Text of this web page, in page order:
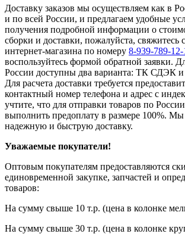
Доставку заказов мы осуществляем как в
и по всей России, и предлагаем удобные
получения подробной информации о
сборки и доставки, пожалуйста, свяжитесь
интернет-магазина по номеру 8-939-789-12-
воспользуйтесь формой обратной заявки.
России доступны два варианта: ТК СДЭК и
Для расчета доставки требуется
контактный номер телефона и адрес с
учтите, что для отправки товаров по
выполнить предоплату в размере 100%. Мы
надежную и быструю доставку.
Уважаемые покупатели!
Оптовым покупателям предоставляются
единовременной закупке, запчастей и
товаров:
На сумму свыше 10 т.р. (цена в колонке
На сумму свыше 30 т.р. (цена в колонке